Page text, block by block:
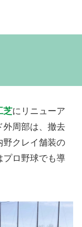
芝にリニューア
外周部は、撤去
野クレイ舗装の
プロ野球でも導